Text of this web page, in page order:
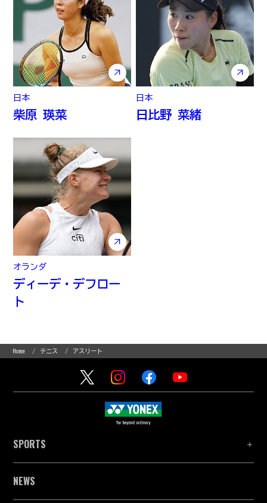
日本
柴原 瑛菜
日本
日比野 菜緒
オランダ
ディーデ・デフロー
ト
Home テニス アスリート
SPORTS
NEWS